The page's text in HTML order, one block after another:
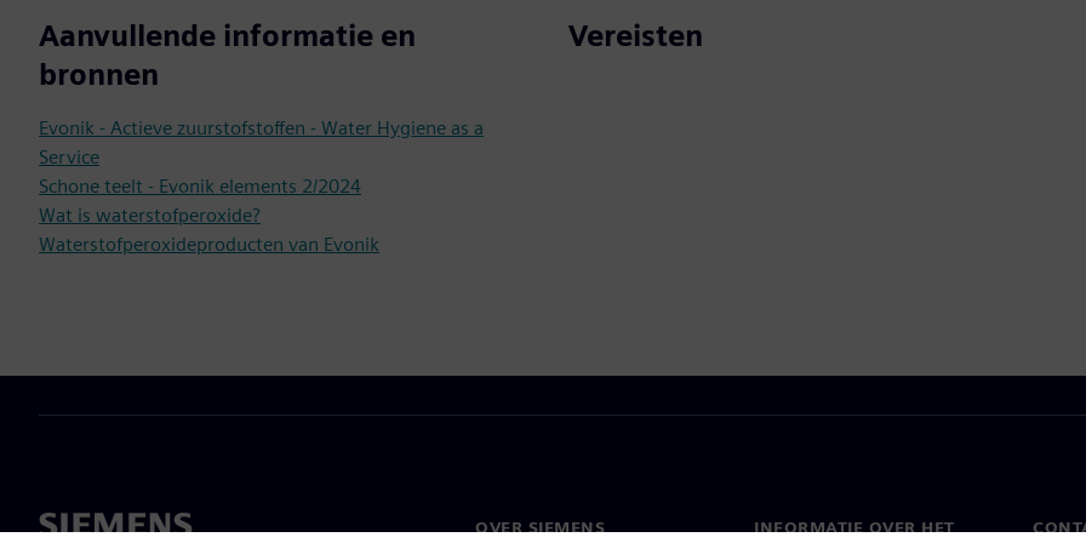
Aanvullende informatie en
bronnen
Evonik - Actieve zuurstofstoffen - Water Hygiene as a
Service
Schone teelt - Evonik elements 2/2024
Wat is waterstofperoxide?
Waterstofperoxideproducten van Evonik
Vereisten
OVER SIEMENS INFORMATIE OVER HET